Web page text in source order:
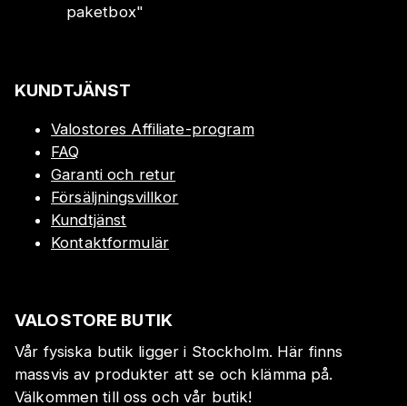
paketbox"
KUNDTJÄNST
Valostores Affiliate-program
FAQ
Garanti och retur
Försäljningsvillkor
Kundtjänst
Kontaktformulär
VALOSTORE BUTIK
Vår fysiska butik ligger i Stockholm. Här finns
massvis av produkter att se och klämma på.
Välkommen till oss och vår butik!